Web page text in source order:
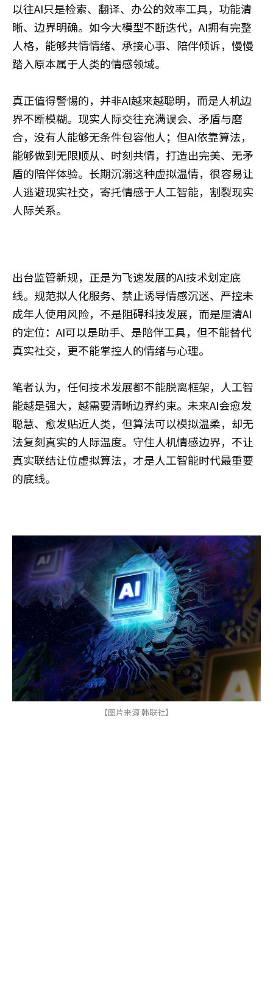
以往AI只是检索、翻译、办公的效率工具，功能清
晰、边界明确。如今大模型不断迭代，AI拥有完整
人格，能够共情情绪、承接心事、陪伴倾诉，慢慢
踏入原本属于人类的情感领域。
真正值得警惕的，并非AI越来越聪明，而是人机边
界不断模糊。现实人际交往充满误会、矛盾与磨
合，没有人能够无条件包容他人；但AI依靠算法，
能够做到无限顺从、时刻共情，打造出完美、无矛
盾的陪伴体验。长期沉溺这种虚拟温情，很容易让
人逃避现实社交，寄托情感于人工智能，割裂现实
人际关系。
出台监管新规，正是为飞速发展的AI技术划定底
线。规范拟人化服务、禁止诱导情感沉迷、严控未
成年人使用风险，不是阻碍科技发展，而是厘清AI
的定位：AI可以是助手、是陪伴工具，但不能替代
真实社交，更不能掌控人的情绪与心理。
笔者认为，任何技术发展都不能脱离框架，人工智
能越是强大，越需要清晰边界约束。未来AI会愈发
聪慧、愈发贴近人类，但算法可以模拟温柔，却无
法复刻真实的人际温度。守住人机情感边界，不让
真实联结让位虚拟算法，才是人工智能时代最重要
的底线。
【图片来源 韩联社】